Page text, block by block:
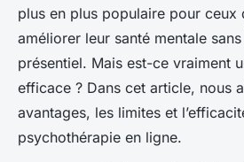
plus en plus populaire pour ceux
améliorer leur santé mentale
présentiel. Mais est-ce vraiment
efficace ? Dans cet article, nous
avantages, les limites et
psychothérapie en ligne.